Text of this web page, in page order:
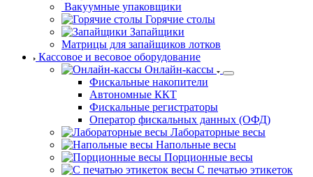
Оборудование для прачечных самообслуживания
Центрифуги для белья
Упаковочное оборудование
для упаковочного оборудования
Вакуумные
упаковщики
Горячие столы
Запайщики
Матрицы для запайщиков лотков
Кассовое и весовое оборудование
Онлайн-кассы
Фискальные накопители